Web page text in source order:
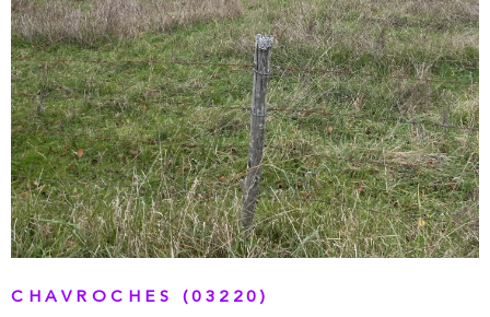
CHAVROCHES (03220)